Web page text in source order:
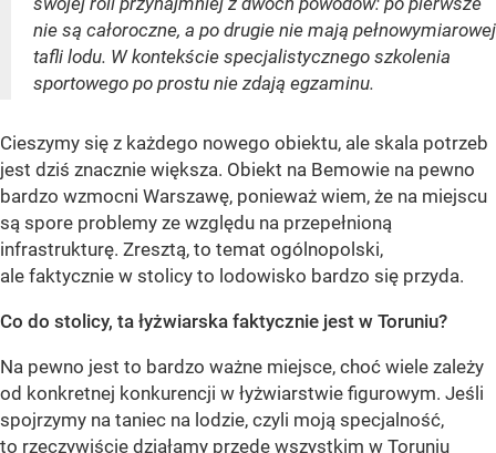
nie są całoroczne, a po drugie nie mają pełnowymiarowej
tafli lodu. W kontekście specjalistycznego szkolenia
sportowego po prostu nie zdają egzaminu.
Cieszymy się z każdego nowego obiektu, ale skala potrzeb
jest dziś znacznie większa. Obiekt na Bemowie na pewno
bardzo wzmocni Warszawę, ponieważ wiem, że na miejscu
są spore problemy ze względu na przepełnioną
infrastrukturę. Zresztą, to temat ogólnopolski,
ale faktycznie w stolicy to lodowisko bardzo się przyda.
Co do stolicy, ta łyżwiarska faktycznie jest w Toruniu?
Na pewno jest to bardzo ważne miejsce, choć wiele zależy
od konkretnej konkurencji w łyżwiarstwie figurowym. Jeśli
spojrzymy na taniec na lodzie, czyli moją specjalność,
to rzeczywiście działamy przede wszystkim w Toruniu